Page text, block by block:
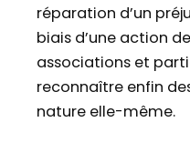
réparation d’un
biais d’une action
associations et
reconnaître enfin
nature elle-même.